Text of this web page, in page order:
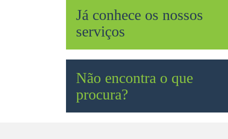
Já conhece os nossos
serviços
Não encontra o que
procura?